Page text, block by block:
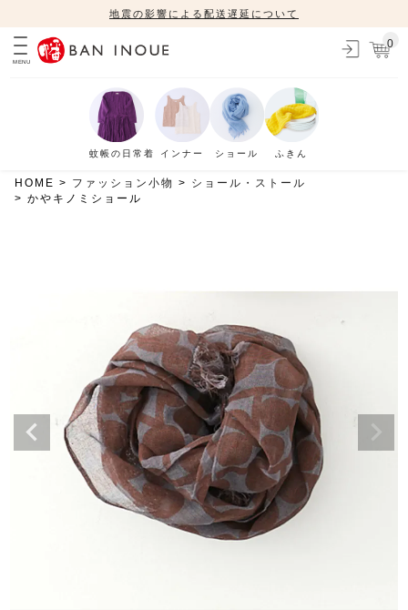
地震の影響による配送遅延について
MENU
0
蚊帳の日常着 インナー ショール ふきん
HOME ファッション小物
ショール・ストール
かやキノミショール